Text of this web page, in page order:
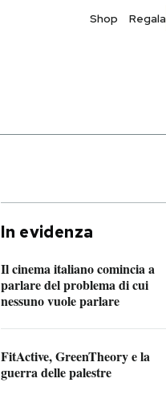
Shop Regala
In evidenza
Il cinema italiano comincia a
parlare del problema di cui
nessuno vuole parlare
FitActive, GreenTheory e la
guerra delle palestre